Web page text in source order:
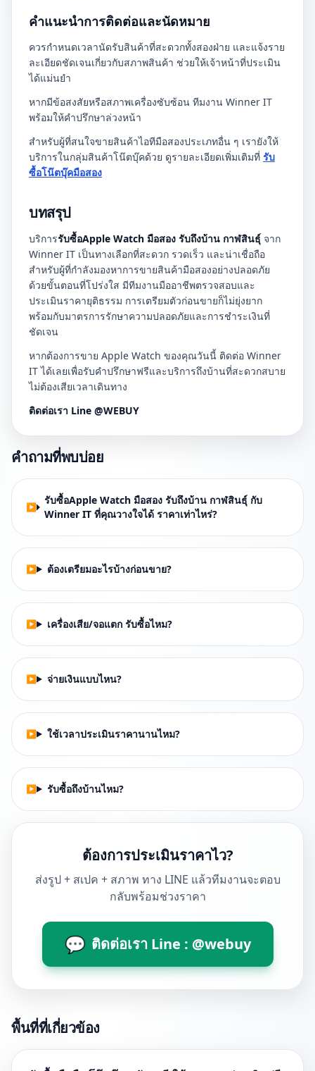
คำแนะนำการติดต่อและนัดหมาย
ควรกำหนดเวลานัดรับสินค้าที่สะดวกทั้งสองฝ่าย และแจ้งราย
ละเอียดชัดเจนเกี่ยวกับสภาพสินค้า ช่วยให้เจ้าหน้าที่ประเมิน
ได้แม่นยำ
หากมีข้อสงสัยหรือสภาพเครื่องซับซ้อน ทีมงาน Winner IT
พร้อมให้คำปรึกษาล่วงหน้า
สำหรับผู้ที่สนใจขายสินค้าไอทีมือสองประเภทอื่น ๆ เรายังให้
บริการในกลุ่มสินค้าโน๊ตบุ๊คด้วย ดูรายละเอียดเพิ่มเติมที่ รับ
ซื้อโน๊ตบุ๊คมือสอง
บทสรุป
บริการรับซื้อApple Watch มือสอง รับถึงบ้าน กาฬสินธุ์ จาก
Winner IT เป็นทางเลือกที่สะดวก รวดเร็ว และน่าเชื่อถือ
สำหรับผู้ที่กำลังมองหาการขายสินค้ามือสองอย่างปลอดภัย
ด้วยขั้นตอนที่โปร่งใส มีทีมงานมืออาชีพตรวจสอบและ
ประเมินราคายุติธรรม การเตรียมตัวก่อนขายก็ไม่ยุ่งยาก
พร้อมกับมาตรการรักษาความปลอดภัยและการชำระเงินที่
ชัดเจน
หากต้องการขาย Apple Watch ของคุณวันนี้ ติดต่อ Winner
IT ได้เลยเพื่อรับคำปรึกษาฟรีและบริการถึงบ้านที่สะดวกสบาย
ไม่ต้องเสียเวลาเดินทาง
ติดต่อเรา Line @WEBUY
คำถามที่พบบ่อย
รับซื้อApple Watch มือสอง รับถึงบ้าน กาฬสินธุ์ กับ
Winner IT ที่คุณวางใจได้ ราคาเท่าไหร่?
ต้องเตรียมอะไรบ้างก่อนขาย?
เครื่องเสีย/จอแตก รับซื้อไหม?
จ่ายเงินแบบไหน?
ใช้เวลาประเมินราคานานไหม?
รับซื้อถึงบ้านไหม?
ต้องการประเมินราคาไว?
ส่งรูป + สเปค + สภาพ ทาง LINE แล้วทีมงานจะตอบ
กลับพร้อมช่วงราคา
💬 ติดต่อเรา Line : @webuy
พื้นที่ที่เกี่ยวข้อง